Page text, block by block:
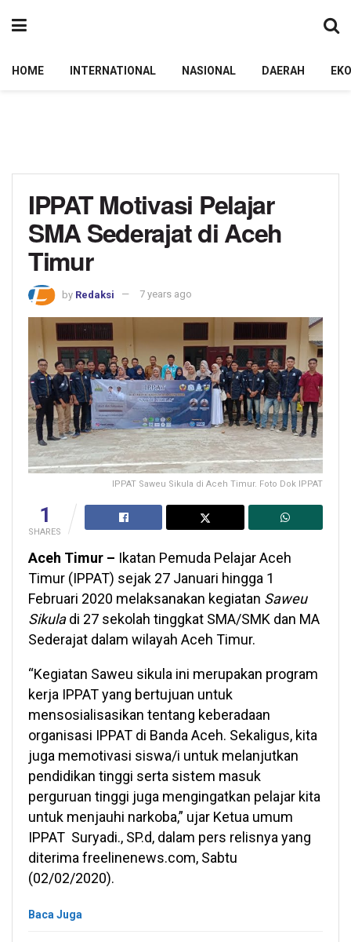
HOME INTERNATIONAL NASIONAL DAERAH
IPPAT Motivasi Pelajar
SMA Sederajat di Aceh
Timur
by Redaksi 7 years ago
IPPAT Saweu Sikula di Aceh Timur. Foto Dok IPPAT
1
SHARES
Aceh Timur – Ikatan Pemuda Pelajar Aceh
Timur (IPPAT) sejak 27 Januari hingga 1
Februari 2020 melaksanakan kegiatan Saweu
Sikuladi 27 sekolah tinggkat SMA/SMK dan MA
Sederajat dalam wilayah Aceh Timur.
“Kegiatan Saweu sikula ini merupakan program
kerja IPPAT yang bertujuan untuk
mensosialisasikan tentang keberadaan
organisasi IPPAT di Banda Aceh. Sekaligus, kita
juga memotivasi siswa/i untuk melanjutkan
pendidikan tinggi serta sistem masuk
perguruan tinggi juga mengingatkan pelajar kita
untuk menjauhi narkoba,” ujar Ketua umum
IPPAT Suryadi., SP.d, dalam pers relisnya yang
diterima freelinenews.com, Sabtu
(02/02/2020).
Baca Juga